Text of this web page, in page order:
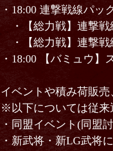
・18:00 連撃戦線パ
・【総力戦】連撃戦
・【総力戦】連撃戦
・18:00 【バミュウ】
イベントや積み荷販
※以下については従来
・同盟イベント(同盟
・新武将・新LG武将